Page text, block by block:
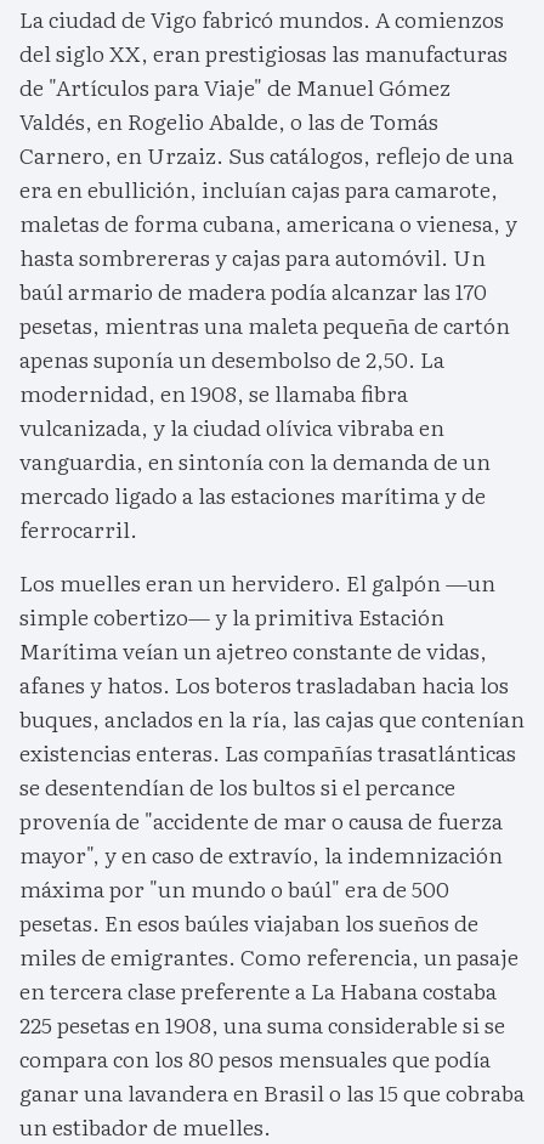
La ciudad de Vigo fabricó mundos. A comienzos
del siglo XX, eran prestigiosas las manufacturas
de "Artículos para Viaje" de Manuel Gómez
Valdés, en Rogelio Abalde, o las de Tomás
Carnero, en Urzaiz. Sus catálogos, reflejo de una
era en ebullición, incluían cajas para camarote,
maletas de forma cubana, americana o vienesa, y
hasta sombrereras y cajas para automóvil. Un
baúl armario de madera podía alcanzar las 170
pesetas, mientras una maleta pequeña de cartón
apenas suponía un desembolso de 2,50. La
modernidad, en 1908, se llamaba fibra
vulcanizada, y la ciudad olívica vibraba en
vanguardia, en sintonía con la demanda de un
mercado ligado a las estaciones marítima y de
ferrocarril.
Los muelles eran un hervidero. El galpón —un
simple cobertizo— y la primitiva Estación
Marítima veían un ajetreo constante de vidas,
afanes y hatos. Los boteros trasladaban hacia los
buques, anclados en la ría, las cajas que contenían
existencias enteras. Las compañías trasatlánticas
se desentendían de los bultos si el percance
provenía de "accidente de mar o causa de fuerza
mayor", y en caso de extravío, la indemnización
máxima por "un mundo o baúl" era de 500
pesetas. En esos baúles viajaban los sueños de
miles de emigrantes. Como referencia, un pasaje
en tercera clase preferente a La Habana costaba
225 pesetas en 1908, una suma considerable si se
compara con los 80 pesos mensuales que podía
ganar una lavandera en Brasil o las 15 que cobraba
un estibador de muelles.